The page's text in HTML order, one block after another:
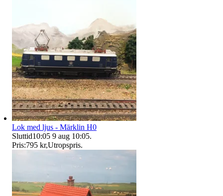
Lok med ljus - Märklin H0
Sluttid10:05 9 aug 10:05.
Pris:795 kr,Utropspris.